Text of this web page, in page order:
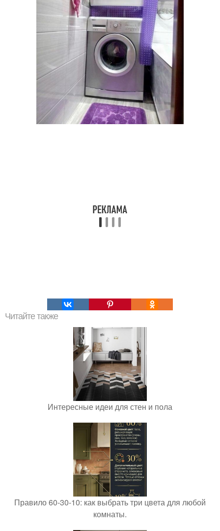
Читайте также
Интересные идеи для стен и пола
Правило 60-30-10: как выбрать три цвета для любой
комнаты.